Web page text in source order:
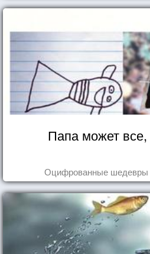
Папа может все,
Оцифрованные шедевры